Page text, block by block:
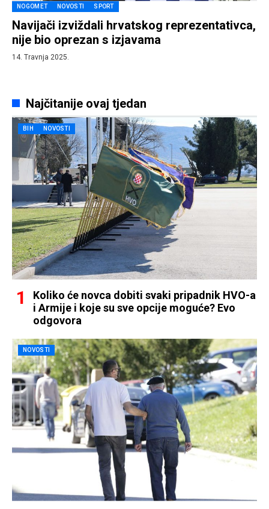
NOGOMET NOVOSTI SPORT
Navijači izviždali hrvatskog reprezentativca,
nije bio oprezan s izjavama
14. Travnja 2025.
Najčitanije ovaj tjedan
BIH NOVOSTI
Koliko će novca dobiti svaki pripadnik HVO-a
i Armije i koje su sve opcije moguće? Evo
odgovora
NOVOSTI